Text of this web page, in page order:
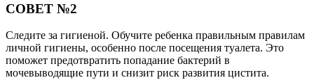
СОВЕТ №2
Следите за гигиеной. Обучите ребенка правильным правилам
личной гигиены, особенно после посещения туалета. Это
поможет предотвратить попадание бактерий в
мочевыводящие пути и снизит риск развития цистита.